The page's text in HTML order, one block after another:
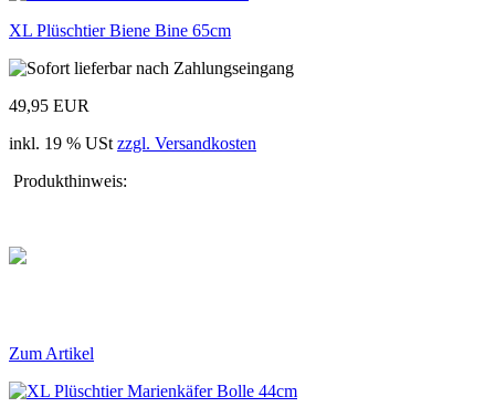
XL Plüschtier Biene Bine 65cm
49,95 EUR
inkl. 19 % USt zzgl. Versandkosten
Produkthinweis:
Zum Artikel